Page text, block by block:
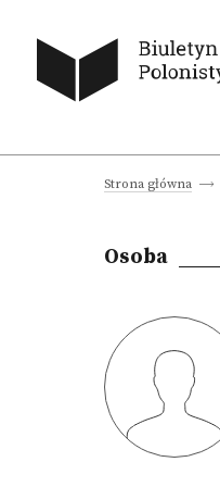
Strona główna
Osoba